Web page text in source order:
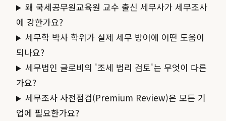
왜 국세공무원교육원 교수 출신 세무사가 세무조사
에 강한가요?
세무학 박사 학위가 실제 세무 방어에 어떤 도움이
되나요?
세무법인 글로비의 '조세 법리 검토'는 무엇이 다른
가요?
세무조사 사전점검(Premium Review)은 모든 기
업에 필요한가요?